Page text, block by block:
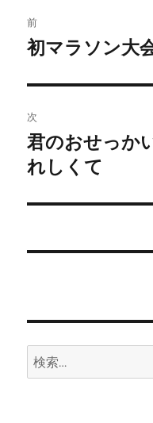
稿
ビ
ゲ
ー
シ
前
前
投
稿:
初マラソン大
次
次
の
稿:
君のおせっか
れしくて
検
索: